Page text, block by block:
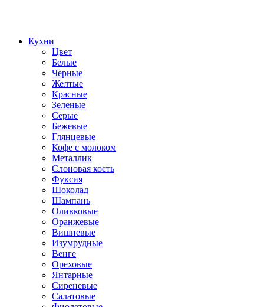
Кухни
Цвет
Белые
Черные
Желтые
Красные
Зеленые
Серые
Бежевые
Глянцевые
Кофе с молоком
Металлик
Слоновая кость
Фуксия
Шоколад
Шампань
Оливковые
Оранжевые
Вишневые
Изумрудные
Венге
Ореховые
Янтарные
Сиреневые
Салатовые